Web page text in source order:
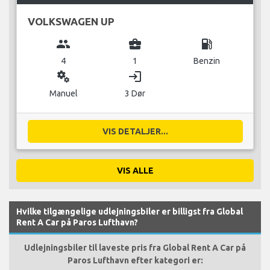
VOLKSWAGEN UP
group
4
business_center
1
local_gas_station
Benzin
miscellaneous_services
Manuel
login
3 Dør
VIS DETALJER...
VIS ALLE
Hvilke tilgængelige udlejningsbiler er billigst fra Global
Rent A Car på Paros Lufthavn?
Udlejningsbiler til laveste pris fra Global Rent A Car på
Paros Lufthavn efter kategori er: